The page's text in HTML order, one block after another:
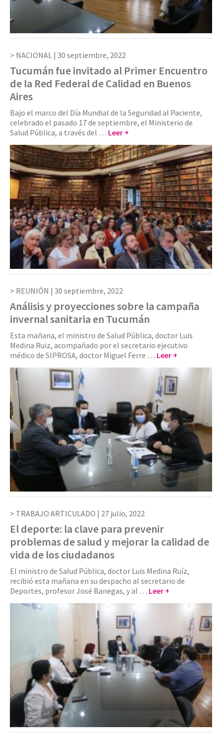
NACIONAL | 30 septiembre, 2022
Tucumán fue invitado al Primer Encuentro
de la Red Federal de Calidad en Buenos
Aires
Bajo el marco del Día Mundial de la Seguridad al Paciente,
celebrado el pasado 17 de septiembre, el Ministerio de
Salud Pública, a través del … Leer +
REUNIÓN | 30 septiembre, 2022
Análisis y proyecciones sobre la campaña
invernal sanitaria en Tucumán
Esta mañana, el ministro de Salud Pública, doctor Luis
Medina Ruiz, acompañado por el secretario ejecutivo
médico de SIPROSA, doctor Miguel Ferre … Leer +
TRABAJO ARTICULADO | 27 julio, 2022
El deporte: la clave para prevenir
problemas de salud y mejorar la calidad de
vida de los ciudadanos
El ministro de Salud Pública, doctor Luis Medina Ruíz,
recibió esta mañana en su despacho al secretario de
Deportes, profesor José Banegas, y al … Leer +